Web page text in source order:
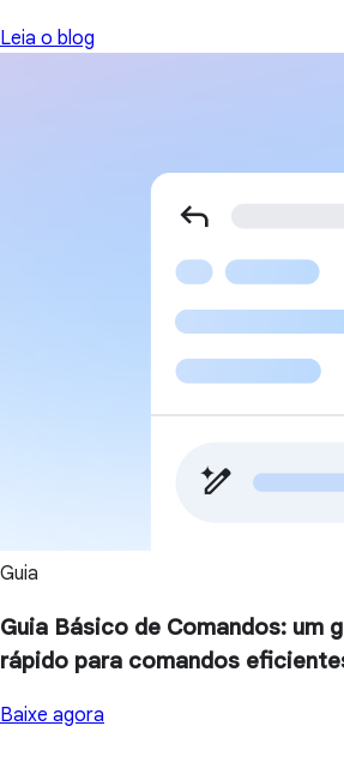
Leia o blog
Guia
Guia Básico de Comandos: um
rápido para comandos
Baixe agora